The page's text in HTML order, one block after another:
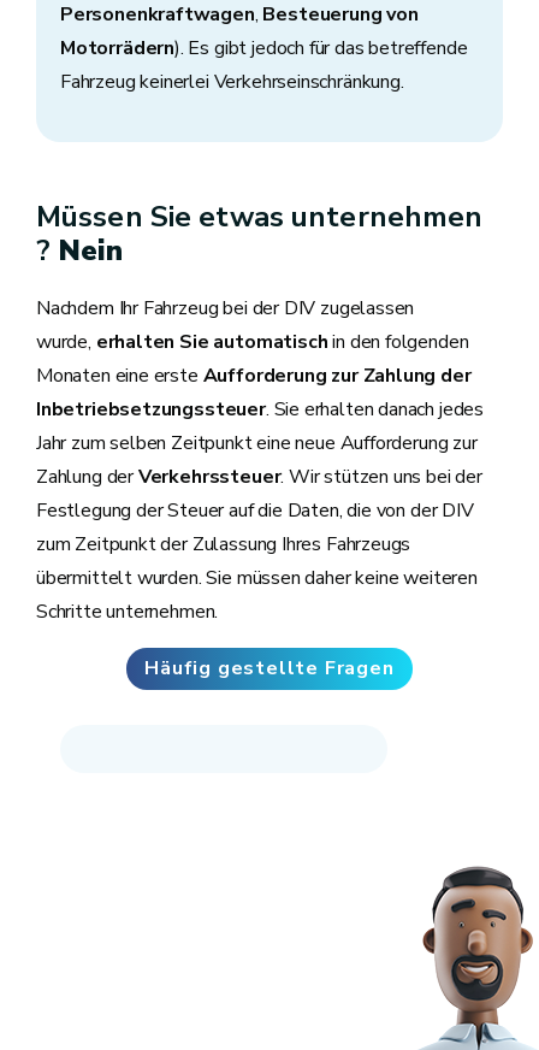
Personenkraftwagen, Besteuerung von
Motorrädern). Es gibt jedoch für das betreffende
Fahrzeug keinerlei Verkehrseinschränkung.
Müssen Sie etwas unternehmen
? Nein
Nachdem Ihr Fahrzeug bei der DIV zugelassen
wurde, erhalten Sie automatischin den folgenden
Monaten eine erste Aufforderung zur Zahlung der
Inbetriebsetzungssteuer. Sie erhalten danach jedes
Jahr zum selben Zeitpunkt eine neue Aufforderung zur
Zahlung derVerkehrssteuer. Wir stützen uns bei der
Festlegung der Steuer auf die Daten, die von der DIV
zum Zeitpunkt der Zulassung Ihres Fahrzeugs
übermittelt wurden. Sie müssen daher keine weiteren
Schritte unternehmen.
Häufig gestellte Fragen